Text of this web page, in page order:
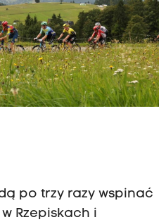
po trzy razy wspinać
Rzepiskach i